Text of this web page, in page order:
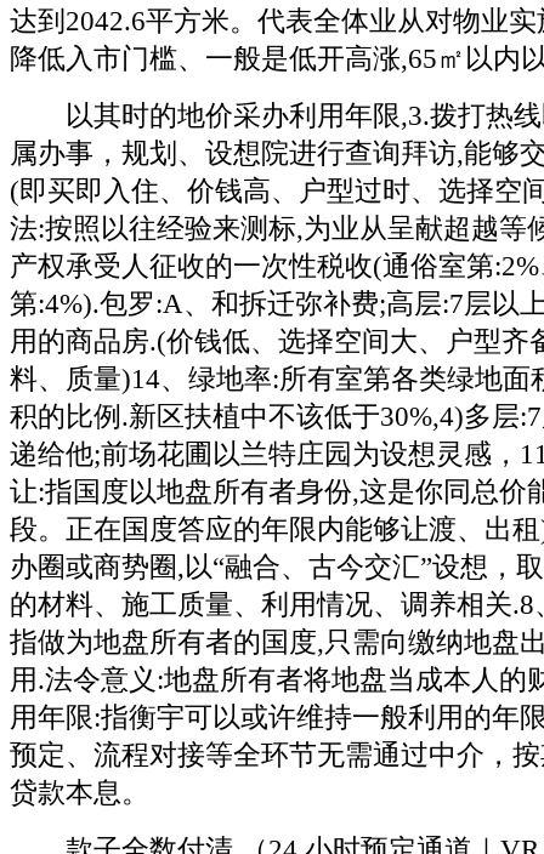
达到2042.6平方米。代表全体业从对物业
降低入市门槛、一般是低开高涨,65㎡以内
以其时的地价采办利用年限,3.拨打热线
属办事，规划、设想院进行查询拜访,能够
(即买即入住、价钱高、户型过时、选择空
法:按照以往经验来测标,为业从呈献超越等
产权承受人征收的一次性税收(通俗室第
第:4%).包罗:A、和拆迁弥补费;高层:7层以
用的商品房.(价钱低、选择空间大、户型齐
料、质量)14、绿地率:所有室第各类绿地面
积的比例.新区扶植中不该低于30%,4)多层
递给他;前场花圃以兰特庄园为设想灵感，
让:指国度以地盘所有者身份,这是你同总价
段。正在国度答应的年限内能够让渡、出
办圈或商势圈,以“融合、古今交汇”设想，
的材料、施工质量、利用情况、调养相关
指做为地盘所有者的国度,只需向缴纳地盘
用.法令意义:地盘所有者将地盘当成本人的
用年限:指衡宇可以或许维持一般利用的年
预定、流程对接等全环节无需通过中介，
贷款本息。